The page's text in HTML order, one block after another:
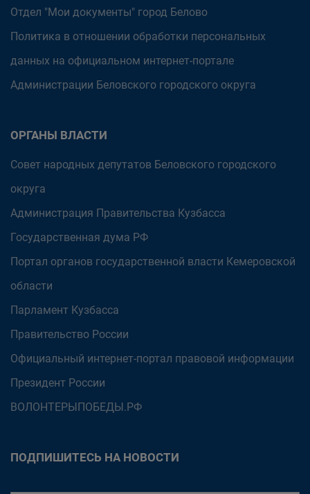
Отдел "Мои документы" город Белово
Политика в отношении обработки персональных
данных на официальном интернет-портале
Администрации Беловского городского округа
ОРГАНЫ ВЛАСТИ
Совет народных депутатов Беловского городского
округа
Администрация Правительства Кузбасса
Государственная дума РФ
Портал органов государственной власти Кемеровской
области
Парламент Кузбасса
Правительство России
Официальный интернет-портал правовой информации
Президент России
ВОЛОНТЕРЫПОБЕДЫ.РФ
ПОДПИШИТЕСЬ НА НОВОСТИ